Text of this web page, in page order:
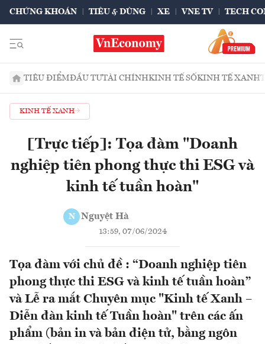
CHỨNG KHOÁN TIÊU & DÙNG XE VNE TV TECH
TIÊU ĐIỂMĐẦU TƯTÀI CHÍNHKINH TẾ SỐKINH TẾ XANH
KINH TẾ XANH
[Trực tiếp]: Tọa đàm "Doanh
nghiệp tiên phong thực thi ESG và
kinh tế tuần hoàn"
N Nguyệt Hà
13:59, 07/06/2024
Tọa đàm với chủ đề : “Doanh nghiệp tiên
phong thực thi ESG và kinh tế tuần hoàn”
và Lễ ra mắt Chuyên mục "Kinh tế Xanh –
Diễn đàn kinh tế Tuần hoàn" trên các ấn
phẩm (bản in và bản điện tử, bằng ngôn